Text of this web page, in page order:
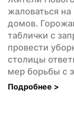
жаловаться
домов.
таблички с
провести
столицы
мер борьбы с
Подробнее >